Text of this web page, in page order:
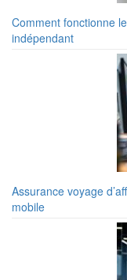
Comment fonctionne
indépendant
Assurance voyage
mobile